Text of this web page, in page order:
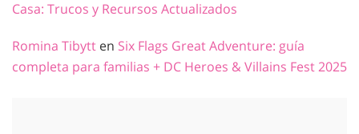
Casa: Trucos y Recursos Actualizados
Romina Tibytt en Six Flags Great Adventure: guía
completa para familias + DC Heroes & Villains Fest 2025